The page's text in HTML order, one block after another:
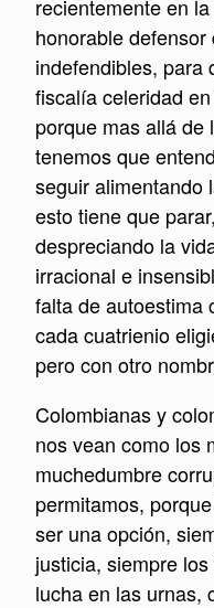
recientemente en
honorable
indefendibles, para
fiscalía celeridad
porque mas allá de
tenemos que
seguir alimentando
esto tiene que
despreciando la
irracional e
falta de autoestima
cada cuatrienio
pero con otro
Colombianas y
nos vean como los
muchedumbre
permitamos,
ser una opción,
justicia, siempre
lucha en las urnas,